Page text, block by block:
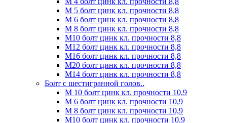
М 5 болт цинк кл. прочности 8,8
М 6 болт цинк кл. прочности 8,8
М 8 болт цинк кл. прочности 8,8
М10 болт цинк кл. прочности 8,8
М12 болт цинк кл. прочности 8,8
М16 болт цинк кл. прочности 8,8
М20 болт цинк кл. прочности 8,8
М14 болт цинк кл. прочности 8,8
Болт с шестигранной голов..
М 10 болт цинк кл. прочности 10,9
М 6 болт цинк кл. прочности 10,9
М 8 болт цинк кл. прочности 10,9
М10 болт цинк кл. прочности 10,9